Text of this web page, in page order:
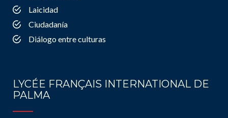
Laicidad
Ciudadanía
Diálogo entre culturas
LYCÉE FRANÇAIS INTERNATIONAL DE
PALMA